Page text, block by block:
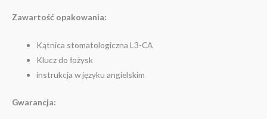
Zawartość opakowania:
Kątnica stomatologiczna L3-CA
Klucz do łożysk
instrukcja w języku angielskim
Gwarancja: